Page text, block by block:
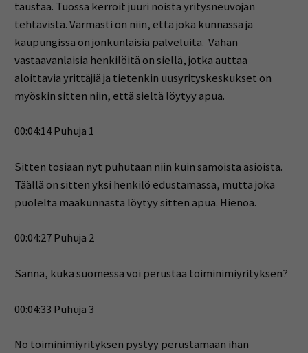
taustaa. Tuossa kerroit juuri noista yritysneuvojan
tehtävistä. Varmasti on niin, että joka kunnassa ja
kaupungissa on jonkunlaisia palveluita. Vähän
vastaavanlaisia henkilöitä on siellä, jotka auttaa
aloittavia yrittäjiä ja tietenkin uusyrityskeskukset on
myöskin sitten niin, että sieltä löytyy apua.
00:04:14 Puhuja 1
Sitten tosiaan nyt puhutaan niin kuin samoista asioista.
Täällä on sitten yksi henkilö edustamassa, mutta joka
puolelta maakunnasta löytyy sitten apua. Hienoa.
00:04:27 Puhuja 2
Sanna, kuka suomessa voi perustaa toiminimiyrityksen?
00:04:33 Puhuja 3
No toiminimiyrityksen pystyy perustamaan ihan